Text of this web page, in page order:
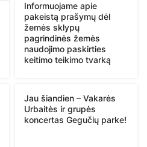
Informuojame apie
pakeistą prašymų dėl
žemės sklypų
pagrindinės žemės
naudojimo paskirties
keitimo teikimo tvarką
Jau šiandien – Vakarės
Urbaitės ir grupės
koncertas Gegučių parke!